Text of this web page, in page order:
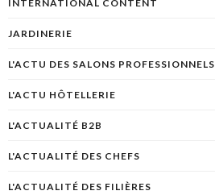
INTERNATIONAL CONTENT
JARDINERIE
L'ACTU DES SALONS PROFESSIONNELS
L'ACTU HÔTELLERIE
L'ACTUALITÉ B2B
L'ACTUALITÉ DES CHEFS
L'ACTUALITÉ DES FILIÈRES